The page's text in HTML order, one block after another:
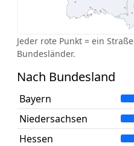
Jeder rote Punkt = ein
Bundesländer.
Nach Bundesland
Bayern
Niedersachsen
Hessen